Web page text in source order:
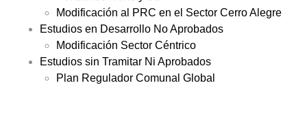
Modificación al PRC en el Sector Cerro Alegre
Estudios en Desarrollo No Aprobados
Modificación Sector Céntrico
Estudios sin Tramitar Ni Aprobados
Plan Regulador Comunal Global